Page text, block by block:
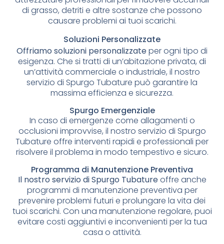
di grasso, detriti e altre sostanze che possono
causare problemi ai tuoi scarichi.
Soluzioni Personalizzate
Offriamo soluzioni personalizzateper ogni tipo di
esigenza. Che si tratti di un’abitazione privata, di
un’attività commerciale o industriale, il nostro
servizio di Spurgo Tubature può garantire la
massima efficienza e sicurezza.
Spurgo Emergenziale
In caso di emergenze come allagamenti o
occlusioni improvvise, il nostro servizio di Spurgo
Tubature offre interventi rapidi e professionali per
risolvere il problema in modo tempestivo e sicuro.
Programma di Manutenzione Preventiva
Il nostro servizio di Spurgo Tubatureoffre anche
programmi di manutenzione preventiva per
prevenire problemi futuri e prolungare la vita dei
tuoi scarichi. Con una manutenzione regolare, puoi
evitare costi aggiuntivi e inconvenienti per la tua
casa o attività.